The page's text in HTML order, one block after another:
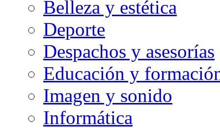
Belleza y estética
Deporte
Despachos y asesorías
Educación y
Imagen y sonido
Informática